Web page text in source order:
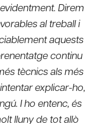
Direm
al treball i
aquests
continu
tècnics als més
explicar-ho,
I ho entenc, és
lluny de tot allò